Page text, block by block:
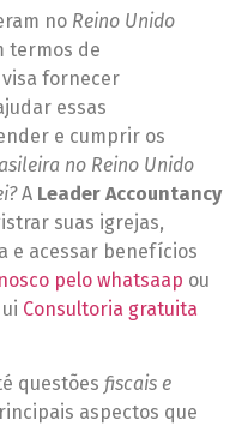
no Reino Unido
termos de
fornecer
essas
e cumprir os
no Reino Unido
A Leader Accountancy
suas igrejas,
e acessar benefícios
pelo whatsaap ou
Consultoria gratuita
questões fiscais e
aspectos que